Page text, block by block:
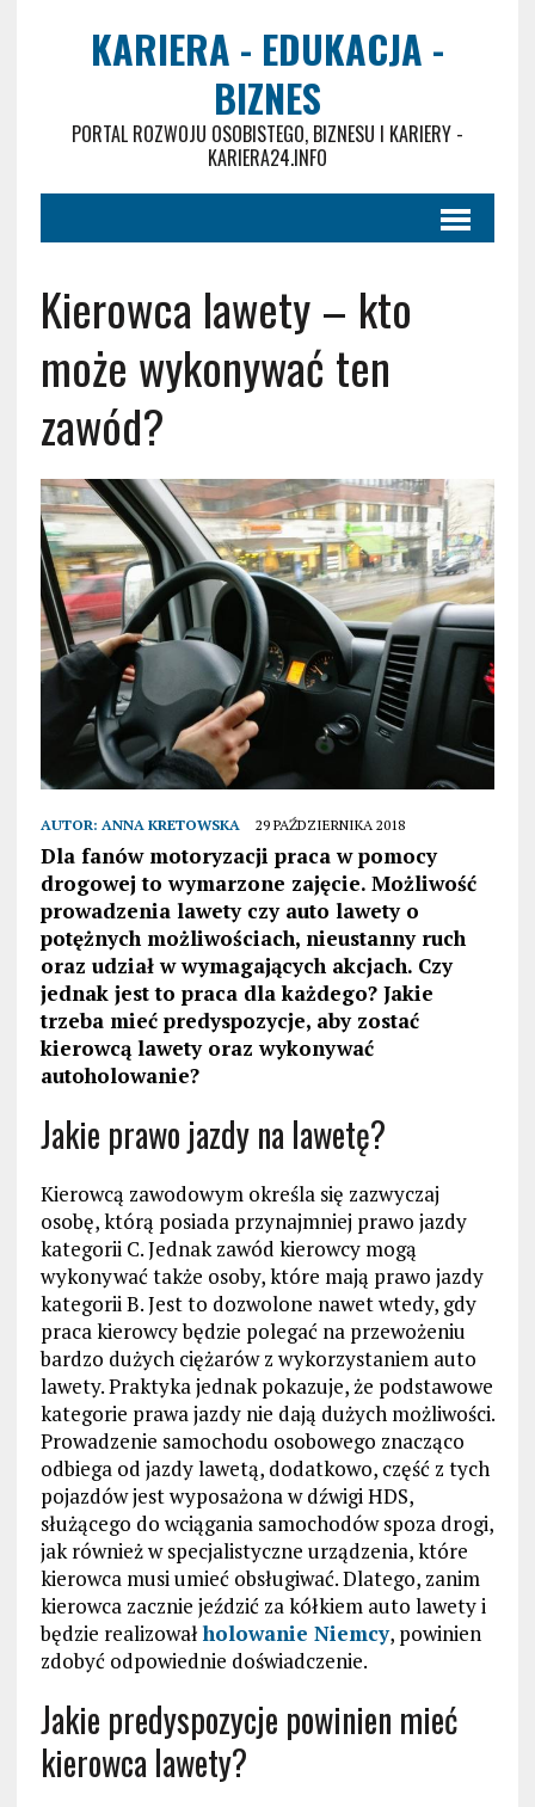
KARIERA - EDUKACJA -
BIZNES
PORTAL ROZWOJU OSOBISTEGO, BIZNESU I KARIERY -
KARIERA24.INFO
Kierowca lawety – kto
może wykonywać ten
zawód?
AUTOR: ANNA KRETOWSKA 29 PAŹDZIERNIKA 2018
Dla fanów motoryzacji praca w pomocy
drogowej to wymarzone zajęcie. Możliwość
prowadzenia lawety czy auto lawety o
potężnych możliwościach, nieustanny ruch
oraz udział w wymagających akcjach. Czy
jednak jest to praca dla każdego? Jakie
trzeba mieć predyspozycje, aby zostać
kierowcą lawety oraz wykonywać
autoholowanie?
Jakie prawo jazdy na lawetę?
Kierowcą zawodowym określa się zazwyczaj
osobę, którą posiada przynajmniej prawo jazdy
kategorii C. Jednak zawód kierowcy mogą
wykonywać także osoby, które mają prawo jazdy
kategorii B. Jest to dozwolone nawet wtedy, gdy
praca kierowcy będzie polegać na przewożeniu
bardzo dużych ciężarów z wykorzystaniem auto
lawety. Praktyka jednak pokazuje, że podstawowe
kategorie prawa jazdy nie dają dużych możliwości.
Prowadzenie samochodu osobowego znacząco
odbiega od jazdy lawetą, dodatkowo, część z tych
pojazdów jest wyposażona w dźwigi HDS,
służącego do wciągania samochodów spoza drogi,
jak również w specjalistyczne urządzenia, które
kierowca musi umieć obsługiwać. Dlatego, zanim
kierowca zacznie jeździć za kółkiem auto lawety i
będzie realizowałholowanie Niemcy, powinien
zdobyć odpowiednie doświadczenie.
Jakie predyspozycje powinien mieć
kierowca lawety?